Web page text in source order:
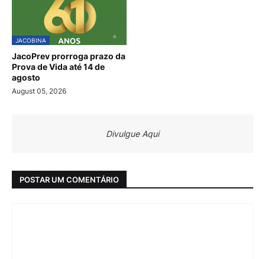
JACOBINA
JacoPrev prorroga prazo da
Prova de Vida até 14 de
agosto
August 05, 2026
Divulgue Aqui
POSTAR UM COMENTÁRIO